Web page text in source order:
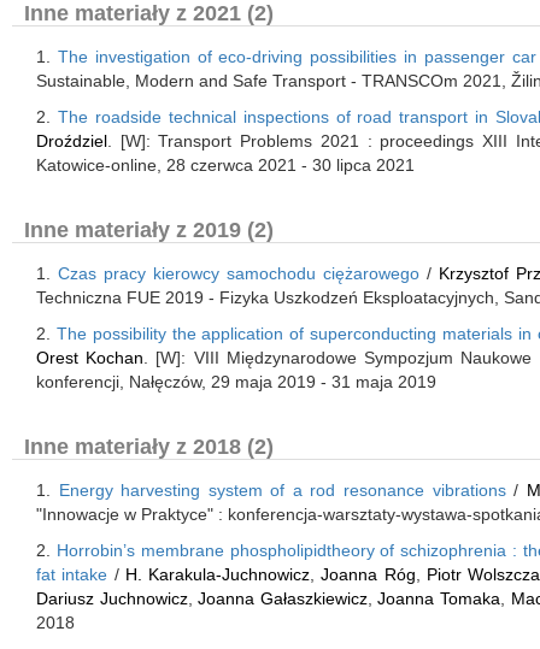
Inne materiały z 2021 (2)
1. The investigation of eco-driving possibilities in passenger
Sustainable, Modern and Safe Transport - TRANSCOm 2021,
2. The roadside technical inspections of road transport in
Droździel . [W]: Transport Problems 2021 : proceedings XIII
Katowice-online, 28 czerwca 2021 - 30 lipca 2021
Inne materiały z 2019 (2)
1. Czas pracy kierowcy samochodu ciężarowego / Krzysztof
Techniczna FUE 2019 - Fizyka Uszkodzeń Eksploatacyjnych,
2. The possibility the application of superconducting materials
Orest Kochan . [W]: VIII Międzynarodowe Sympozjum
konferencji, Nałęczów, 29 maja 2019 - 31 maja 2019
Inne materiały z 2018 (2)
1. Energy harvesting system of a rod resonance vibrations/
"Innowacje w Praktyce" : konferencja-warsztaty-wystawa-
2. Horrobin’s membrane phospholipidtheory of schizophrenia :
fat intake / H. Karakula-Juchnowicz ,Joanna Róg
Piotr
Dariusz Juchnowicz,Joanna Gałaszkiewicz,Joanna Tomaka
2018